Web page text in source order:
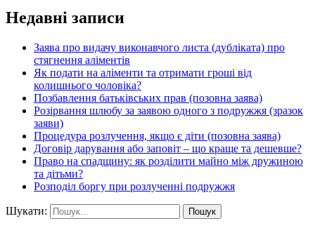
Недавні записи
Заява про видачу виконавчого листа (дубліката) про
стягнення аліментів
Як подати на аліменти та отримати гроші від
колишнього чоловіка?
Позбавлення батьківських прав (позовна заява)
Розірвання шлюбу за заявою одного з подружжя (зразок
заяви)
Процедура розлучення, якщо є діти (позовна заява)
Договір дарування або заповіт – що краще та дешевше?
Право на спадщину: як розділити майно між дружиною
та дітьми?
Розподіл боргу при розлученні подружжя
Шукати: